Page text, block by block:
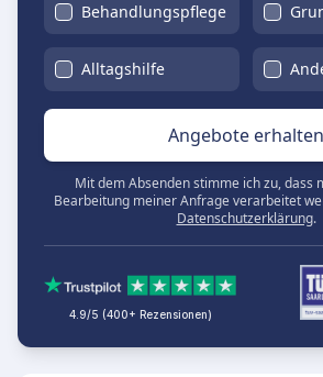
Behandlungspflege
Alltagshilfe
Angebote erhalten
Mit dem Absenden stimme ich zu, dass
Bearbeitung meiner Anfrage verarbeitet
Datenschutzerklärung.
4.9/5 (400+ Rezensionen)